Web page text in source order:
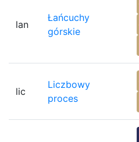
lan
Łańcuchy
górskie
lic
Liczbowy
proces